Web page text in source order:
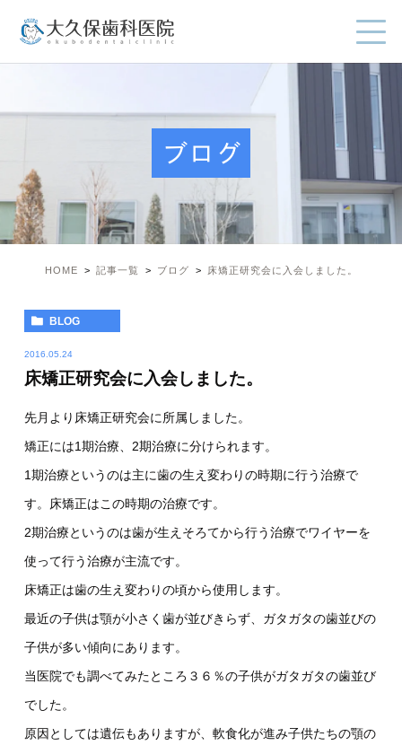
ブログ
HOME 記事一覧 ブログ 床矯正研究会に入会しました。
BLOG
2016.05.24
床矯正研究会に入会しました。
先月より床矯正研究会に所属しました。
矯正には1期治療、2期治療に分けられます。
1期治療というのは主に歯の生え変わりの時期に行う治療で
す。床矯正はこの時期の治療です。
2期治療というのは歯が生えそろてから行う治療でワイヤーを
使って行う治療が主流です。
床矯正は歯の生え変わりの頃から使用します。
最近の子供は顎が小さく歯が並びきらず、ガタガタの歯並びの
子供が多い傾向にあります。
当医院でも調べてみたところ３６％の子供がガタガタの歯並び
でした。
原因としては遺伝もありますが、軟食化が進み子供たちの顎の